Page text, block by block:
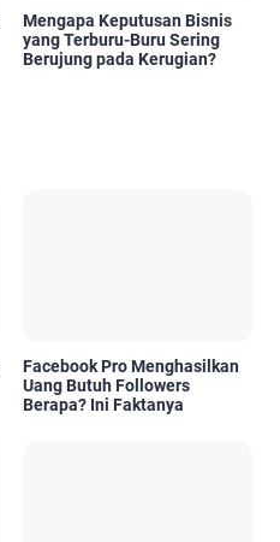
Mengapa Keputusan Bisnis
yang Terburu-Buru Sering
Berujung pada Kerugian?
Facebook Pro Menghasilkan
Uang Butuh Followers
Berapa? Ini Faktanya